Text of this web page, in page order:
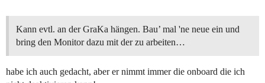
Kann evtl. an der GraKa hängen. Bau’ mal 'ne neue ein und
bring den Monitor dazu mit der zu arbeiten…
habe ich auch gedacht, aber er nimmt immer die onboard die ich